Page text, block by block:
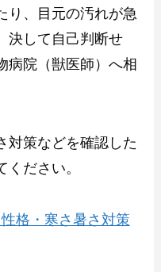
り、目元の汚れが急
決して自己判断せ
病院（獣医師）へ相
対策などを確認した
ださい。
格・寒さ暑さ対策